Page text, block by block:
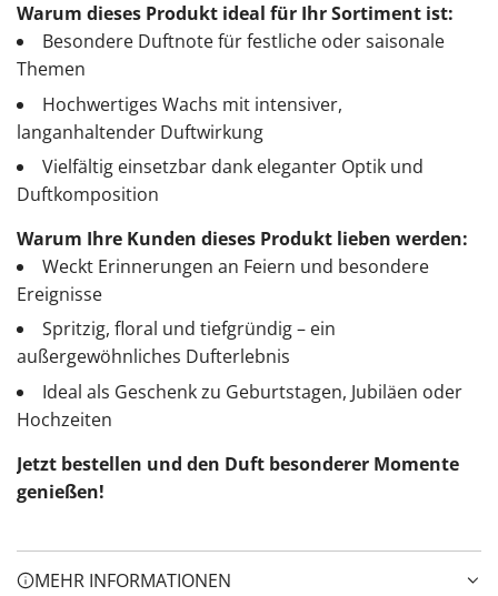
Warum dieses Produkt ideal für Ihr Sortiment ist:
Besondere Duftnote für festliche oder saisonale
Themen
Hochwertiges Wachs mit intensiver,
langanhaltender Duftwirkung
Vielfältig einsetzbar dank eleganter Optik und
Duftkomposition
Warum Ihre Kunden dieses Produkt lieben werden:
Weckt Erinnerungen an Feiern und besondere
Ereignisse
Spritzig, floral und tiefgründig – ein
außergewöhnliches Dufterlebnis
Ideal als Geschenk zu Geburtstagen, Jubiläen oder
Hochzeiten
Jetzt bestellen und den Duft besonderer Momente
genießen!
MEHR INFORMATIONEN